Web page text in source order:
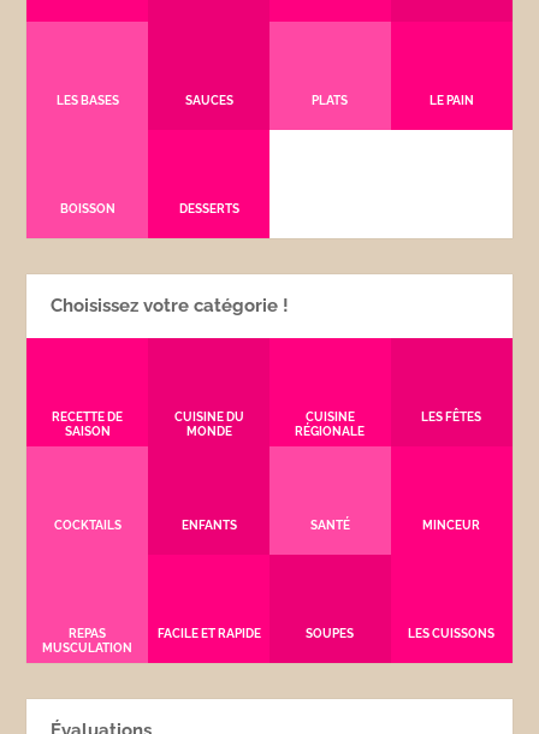
LES BASES SAUCES PLATS LE PAIN
BOISSON DESSERTS
Choisissez votre catégorie !
RECETTE DE
SAISON
CUISINE DU
MONDE
CUISINE
RÉGIONALE
LES FÊTES
COCKTAILS ENFANTS SANTÉ MINCEUR
REPAS
MUSCULATION
FACILE ET RAPIDE SOUPES LES CUISSONS